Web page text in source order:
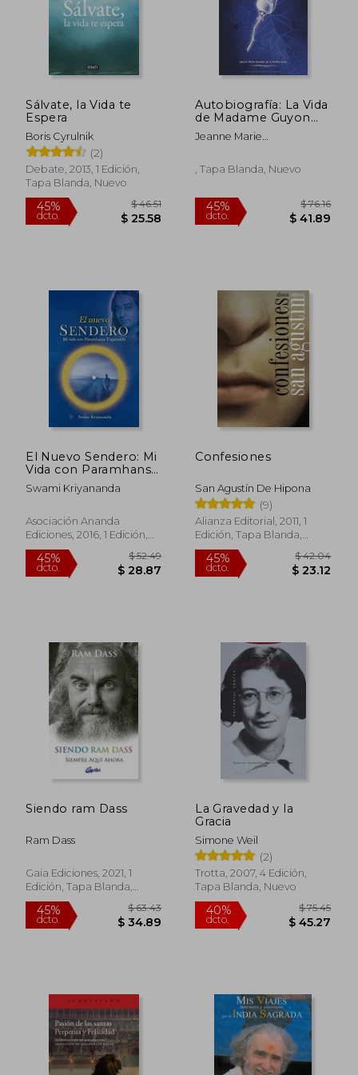
45%
dcto.
Sálvate, la Vida te
Espera
Boris Cyrulnik
(2)
Debate, 2013, 1 Edición,
Tapa Blanda, Nuevo
45%
Autobiografía: La Vida
de Madame Guyon
(Guyón)
Jeanne Marie
Mothe-Guion
, Tapa Blanda, Nuevo
45%
El Nuevo Sendero: Mi
Vida con Paramhansa
Yogananda
Swami Kriyananda
Asociación Ananda
Ediciones, 2016, 1 Edición,
Tapa Blanda, Nuevo
Confesiones
San Agustín De Hipona
(9)
Alianza Editorial, 2011, 1
Edición, Tapa Blanda,
Nuevo
45%
dcto.
Siendo ram Dass
Ram Dass
Gaia Ediciones, 2021, 1
Edición, Tapa Blanda,
Nuevo
La Gravedad y la
Gracia
Simone Weil
(2)
Trotta, 2007, 4 Edición,
Tapa Blanda, Nuevo